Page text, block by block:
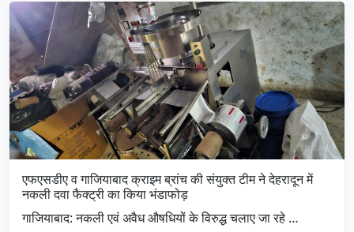
एफएसडीए व गाजियाबाद क्राइम ब्रांच की संयुक्त टीम ने देहरादून में
नकली दवा फैक्ट्री का किया भंडाफोड़
गाजियाबाद: नकली एवं अवैध औषधियों के विरुद्ध चलाए जा रहे …